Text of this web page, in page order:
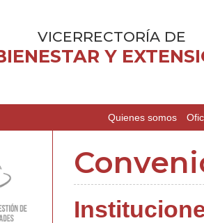
VICERRECTORÍA DE
Y
Quienes somos